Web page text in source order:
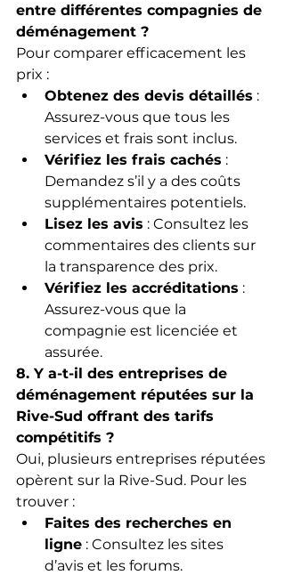
entre différentes compagnies de
déménagement ?
Pour comparer efficacement les
prix :
Obtenez des devis détaillés :
Assurez-vous que tous les
services et frais sont inclus.
Vérifiez les frais cachés :
Demandez s’il y a des coûts
supplémentaires potentiels.
Lisez les avis : Consultez les
commentaires des clients sur
la transparence des prix.
Vérifiez les accréditations :
Assurez-vous que la
compagnie est licenciée et
assurée.
8. Y a-t-il des entreprises de
déménagement réputées sur la
Rive-Sud offrant des tarifs
compétitifs ?
Oui, plusieurs entreprises réputées
opèrent sur la Rive-Sud. Pour les
trouver :
Faites des recherches en
ligne : Consultez les sites
d’avis et les forums.